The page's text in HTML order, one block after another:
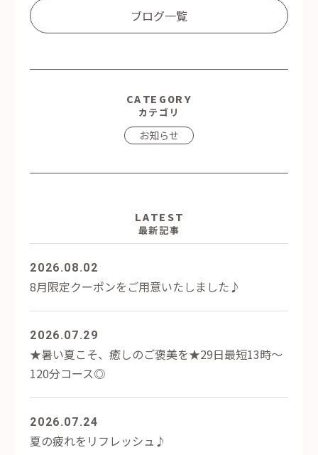
ブログ一覧
CATEGORY
カテゴリ
お知らせ
LATEST
最新記事
2026.08.02
8月限定クーポンをご用意いたしました♪
2026.07.29
★暑い夏こそ、癒しのご褒美を★29日最短13時～
120分コース◎
2026.07.24
夏の疲れをリフレッシュ♪